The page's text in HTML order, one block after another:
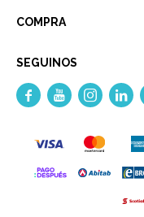
COMPRA
SEGUINOS
   